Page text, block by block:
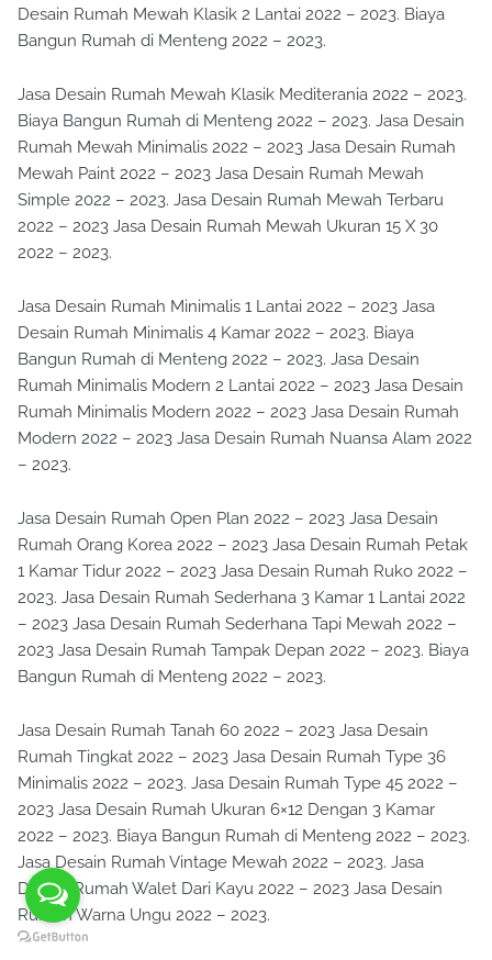
Desain Rumah Mewah Klasik 2 Lantai 2022 – 2023. Biaya
Bangun Rumah di Menteng 2022 – 2023.
Jasa Desain Rumah Mewah Klasik Mediterania 2022 – 2023.
Biaya Bangun Rumah di Menteng 2022 – 2023. Jasa Desain
Rumah Mewah Minimalis 2022 – 2023 Jasa Desain Rumah
Mewah Paint 2022 – 2023 Jasa Desain Rumah Mewah
Simple 2022 – 2023. Jasa Desain Rumah Mewah Terbaru
2022 – 2023 Jasa Desain Rumah Mewah Ukuran 15 X 30
2022 – 2023.
Jasa Desain Rumah Minimalis 1 Lantai 2022 – 2023 Jasa
Desain Rumah Minimalis 4 Kamar 2022 – 2023. Biaya
Bangun Rumah di Menteng 2022 – 2023. Jasa Desain
Rumah Minimalis Modern 2 Lantai 2022 – 2023 Jasa Desain
Rumah Minimalis Modern 2022 – 2023 Jasa Desain Rumah
Modern 2022 – 2023 Jasa Desain Rumah Nuansa Alam 2022
– 2023.
Jasa Desain Rumah Open Plan 2022 – 2023 Jasa Desain
Rumah Orang Korea 2022 – 2023 Jasa Desain Rumah Petak
1 Kamar Tidur 2022 – 2023 Jasa Desain Rumah Ruko 2022 –
2023. Jasa Desain Rumah Sederhana 3 Kamar 1 Lantai 2022
– 2023 Jasa Desain Rumah Sederhana Tapi Mewah 2022 –
2023 Jasa Desain Rumah Tampak Depan 2022 – 2023. Biaya
Bangun Rumah di Menteng 2022 – 2023.
Jasa Desain Rumah Tanah 60 2022 – 2023 Jasa Desain
Rumah Tingkat 2022 – 2023 Jasa Desain Rumah Type 36
Minimalis 2022 – 2023. Jasa Desain Rumah Type 45 2022 –
2023 Jasa Desain Rumah Ukuran 6×12 Dengan 3 Kamar
2022 – 2023. Biaya Bangun Rumah di Menteng 2022 – 2023.
Jasa Desain Rumah Vintage Mewah 2022 – 2023. Jasa
Desain Rumah Walet Dari Kayu 2022 – 2023 Jasa Desain
Rumah Warna Ungu 2022 – 2023.